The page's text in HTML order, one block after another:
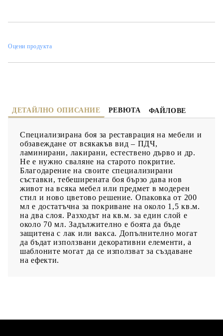
допълнителни ефекти.
Оцени продукта
ДЕТАЙЛНО ОПИСАНИЕ РЕВЮТА ФАЙЛОВЕ
Специализирана боя за реставрация на мебели и
обзавеждане от всякакъв вид – ПДЧ,
ламинирани, лакирани, естествено дърво и др.
Не е нужно сваляне на старото покритие.
Благодарение на своите специализирани
съставки, тебеширената боя бързо дава нов
живот на всяка мебел или предмет в модерен
стил и ново цветово решение. Опаковка от 200
мл е достатъчна за покриване на около 1,5 кв.м.
на два слоя. Разходът на кв.м. за един слой е
около 70 мл. Задължително е боята да бъде
защитена с лак или вакса. Допълнително могат
да бъдат използвани декоративни елементи, а
шаблоните могат да се използват за създаване
на ефекти.